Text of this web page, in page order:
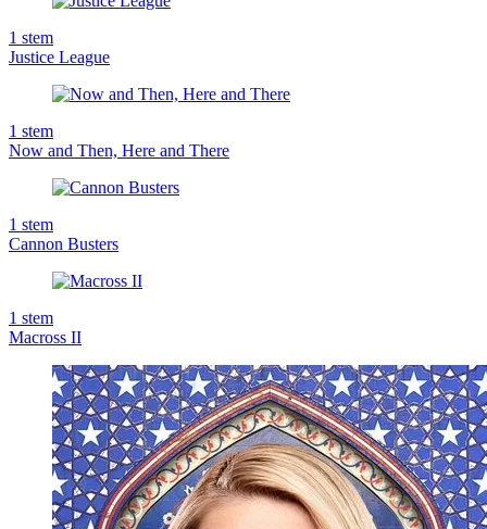
1 stem
Justice League
1 stem
Now and Then, Here and There
1 stem
Cannon Busters
1 stem
Macross II